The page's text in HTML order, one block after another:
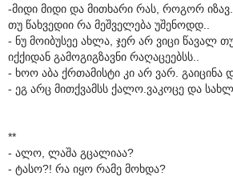
-მიდი მიდი და მითხარი რას, როგორ
თუ წახვედიი რა მეშველება უშენოდდ..
- ნუ მოიბუსეე ახლა, ჯერ არ ვიცი წავალ
იქქიდან გამოგიგზავნი რაღაცეებსს..
- ხოო აბა ქრთამისტი კი არ ვარ. გაიცინა
- ეგ არც მითქვამსს ქალო.ვაკოცე და
**
- ალო, ლაშა გცალიაა?
- ტასო?! რა იყო რამე მოხდა?